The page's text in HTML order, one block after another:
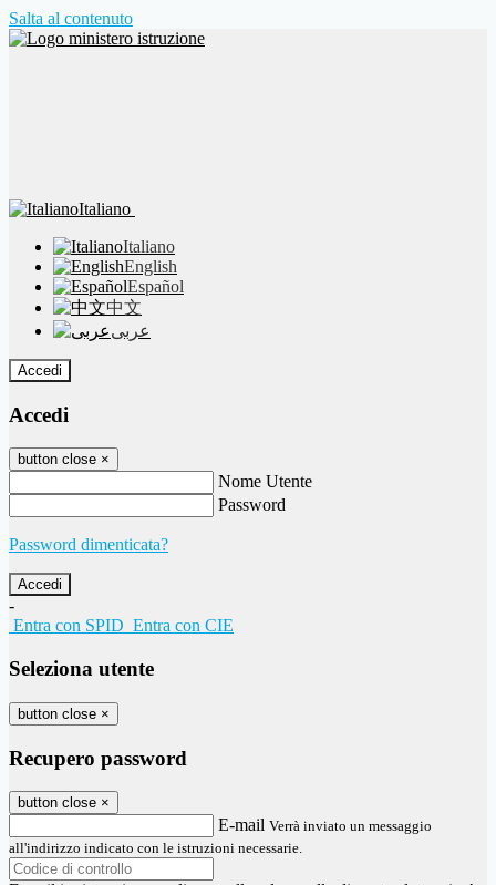
Salta al contenuto
Italiano
Italiano
English
Español
中文
عربى
Accedi
Accedi
button close ×
Nome Utente
Password
Password dimenticata?
-
Entra con SPID Entra con CIE
Seleziona utente
button close ×
Recupero password
button close ×
E-mail Verrà inviato un messaggio
all'indirizzo indicato con le istruzioni necessarie.